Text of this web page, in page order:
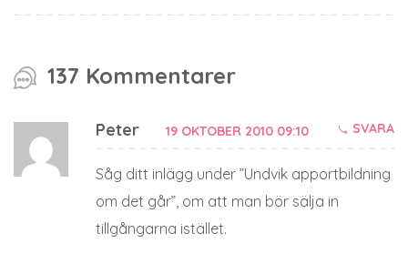
137 Kommentarer
Peter 19 OKTOBER 2010 09:10 SVARA
Såg ditt inlägg under ”Undvik apportbildning
om det går”, om att man bör sälja in
tillgångarna istället.